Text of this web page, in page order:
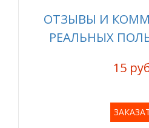
ОТЗЫВЫ И
РЕАЛЬНЫХ
15